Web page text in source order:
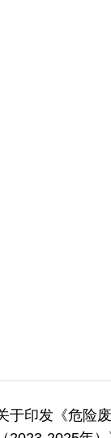
于印发《危险